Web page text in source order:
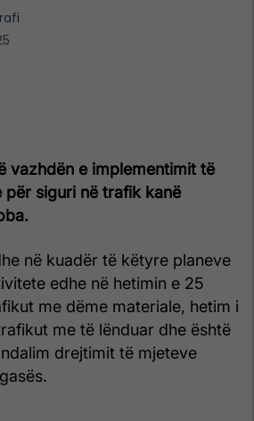
vazhdën e implementimit të
për siguri në trafik kanë
në kuadër të këtyre planeve
edhe në hetimin e 25
me dëme materiale, hetim i
me të lënduar dhe është
drejtimit të mjeteve